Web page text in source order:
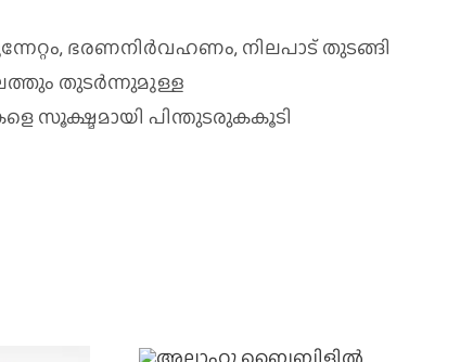
ഭരണനിര്‍വഹണം, നിലപാട് തുടങ്ങി
തുടര്‍ന്നുമുള്ള
സൂക്ഷ്മമായി പിന്തുടരുകകൂടി